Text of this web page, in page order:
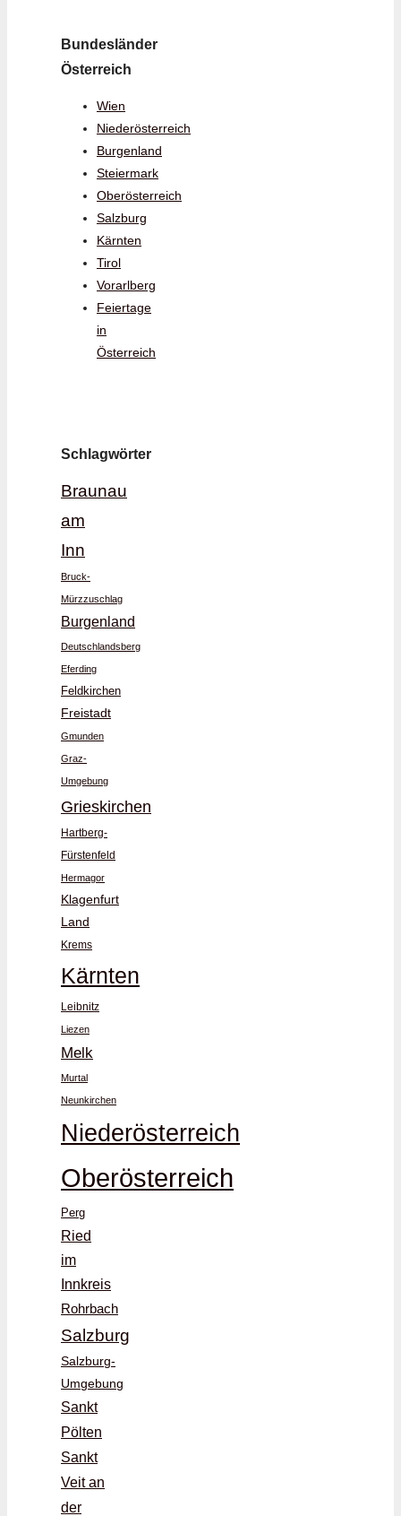
Bundesländer
Österreich
Wien
Niederösterreich
Burgenland
Steiermark
Oberösterreich
Salzburg
Kärnten
Tirol
Vorarlberg
Feiertage
in
Österreich
Schlagwörter
Braunau
am
Inn
Bruck-
Mürzzuschlag
Burgenland
Deutschlandsberg
Eferding
Feldkirchen
Freistadt
Gmunden
Graz-
Umgebung
Grieskirchen
Hartberg-
Fürstenfeld
Hermagor
Klagenfurt
Land
Krems
Kärnten
Leibnitz
Liezen
Melk
Murtal
Neunkirchen
Niederösterreich
Oberösterreich
Perg
Ried
im
Innkreis
Rohrbach
Salzburg
Salzburg-
Umgebung
Sankt
Pölten
Sankt
Veit an
der